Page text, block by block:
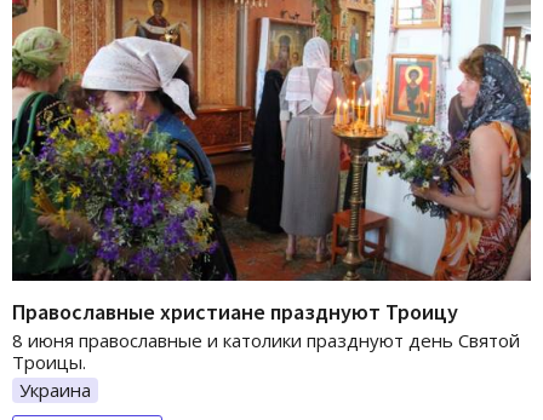
Православные христиане празднуют Троицу
8 июня православные и католики празднуют день Святой
Троицы.
Украина